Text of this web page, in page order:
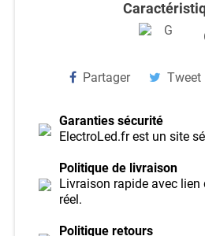
Partager Tweet
Garanties sécurité
ElectroLed.fr est un site
Politique de livraison
Livraison rapide avec
réel.
Politique retours